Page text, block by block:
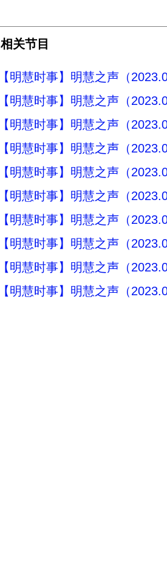
相关节目
【明慧时事】明慧之声（
【明慧时事】明慧之声（
【明慧时事】明慧之声（
【明慧时事】明慧之声（
【明慧时事】明慧之声（
【明慧时事】明慧之声（
【明慧时事】明慧之声（
【明慧时事】明慧之声（
【明慧时事】明慧之声（
【明慧时事】明慧之声（